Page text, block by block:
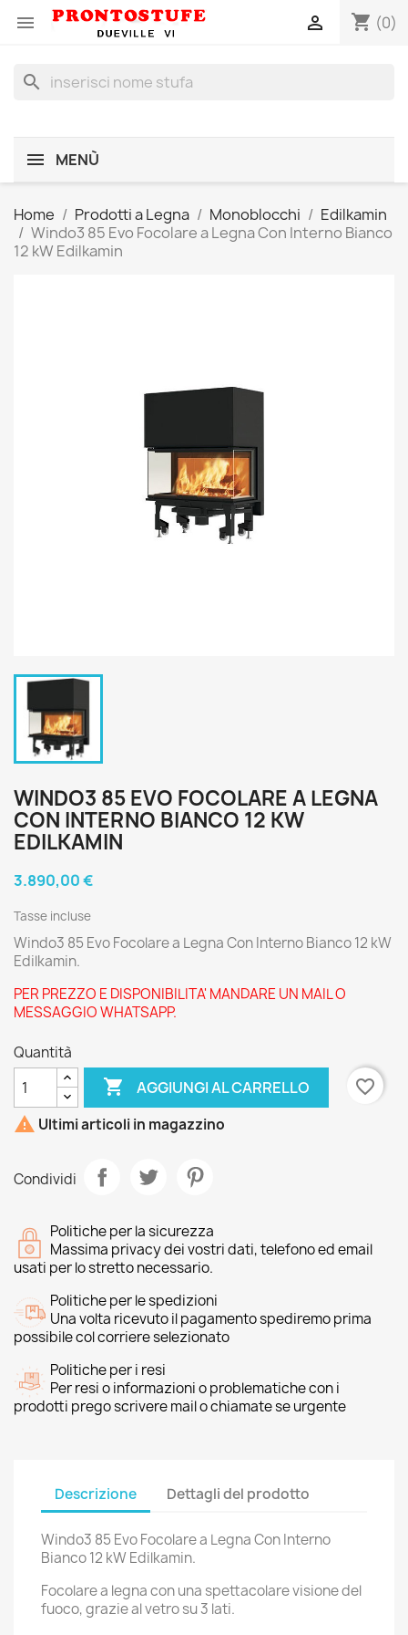
 shopping_cart (0)

search
MENÙ
Home Prodotti a Legna Monoblocchi
Edilkamin
Windo3 85 Evo Focolare a Legna Con Interno Bianco
12 kW Edilkamin
WINDO3 85 EVO FOCOLARE A LEGNA
CON INTERNO BIANCO 12 KW
EDILKAMIN
3.890,00 €
Tasse incluse
Windo3 85 Evo Focolare a Legna Con Interno Bianco 12 kW
Edilkamin.
PER PREZZO E DISPONIBILITA' MANDARE UN MAIL O
MESSAGGIO WHATSAPP.
Quantità
 AGGIUNGI AL CARRELLO
favorite_border
 Ultimi articoli in magazzino
Condividi
Politiche per la sicurezza
Massima privacy dei vostri dati, telefono ed email
usati per lo stretto necessario.
Politiche per le spedizioni
Una volta ricevuto il pagamento spediremo prima
possibile col corriere selezionato
Politiche per i resi
Per resi o informazioni o problematiche con i
prodotti prego scrivere mail o chiamate se urgente
Descrizione Dettagli del prodotto
Windo3 85 Evo Focolare a Legna Con Interno
Bianco 12 kW Edilkamin.
Focolare a legna con una spettacolare visione del
fuoco, grazie al vetro su 3 lati.